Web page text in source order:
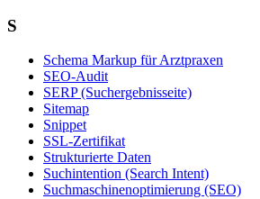
S
Schema Markup für Arztpraxen
SEO-Audit
SERP (Suchergebnisseite)
Sitemap
Snippet
SSL-Zertifikat
Strukturierte Daten
Suchintention (Search Intent)
Suchmaschinenoptimierung (SEO)